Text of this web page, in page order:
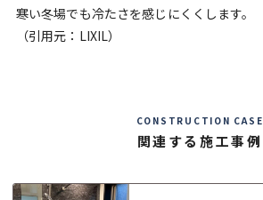
寒い冬場でも冷たさを感じにくくします。
（引用元：LIXIL）
CONSTRUCTION CASE
関連する施工事例